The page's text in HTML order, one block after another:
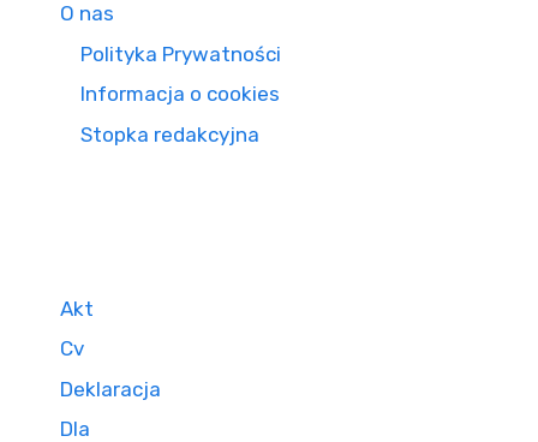
O nas
Polityka Prywatności
Informacja o cookies
Stopka redakcyjna
Akt
Cv
Deklaracja
Dla